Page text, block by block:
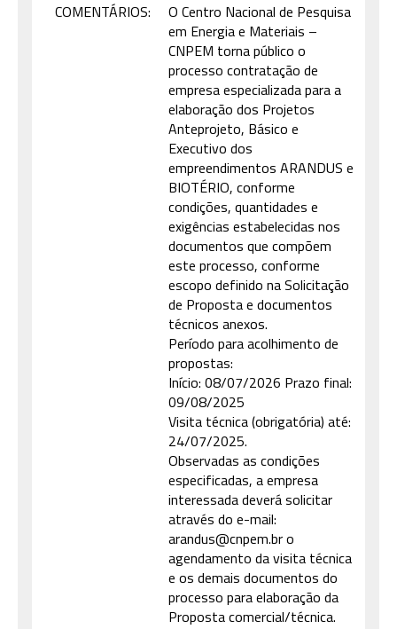
COMENTÁRIOS:
O Centro Nacional de Pesquisa
em Energia e Materiais –
CNPEM torna público o
processo contratação de
empresa especializada para a
elaboração dos Projetos
Anteprojeto, Básico e
Executivo dos
empreendimentos ARANDUS e
BIOTÉRIO, conforme
condições, quantidades e
exigências estabelecidas nos
documentos que compõem
este processo, conforme
escopo definido na Solicitação
de Proposta e documentos
técnicos anexos.
Período para acolhimento de
propostas:
Início: 08/07/2026 Prazo final:
09/08/2025
Visita técnica (obrigatória) até:
24/07/2025.
Observadas as condições
especificadas, a empresa
interessada deverá solicitar
através do e-mail:
arandus@cnpem.br o
agendamento da visita técnica
e os demais documentos do
processo para elaboração da
Proposta comercial/técnica.